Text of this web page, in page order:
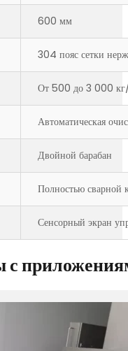
600 мм
304 пояс сетки
От 500 до 3 000
Автоматическая
Двойной барабан
Полностью сварной
Сенсорный экран
с